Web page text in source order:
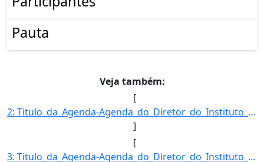
Pauta
Veja também:
[
2: Titulo_da_Agenda-Agenda_do_Diretor_do_Instituto_Nacional_de_Meteorologia-Descricao_da_Agenda-FRANCIS]
]
[
3: Titulo_da_Agenda-Agenda_do_Diretor_do_Instituto_Nacional_de_Meteorologia-Descricao_da_Agenda-FRANCIS]